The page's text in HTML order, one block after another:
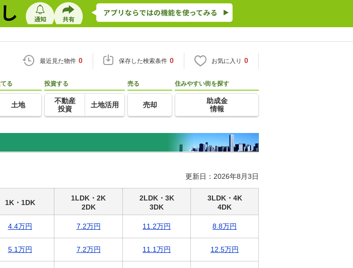
最近見た物件 0 保存した検索条件 0 お気に入り 0
る
土地
投資する
不動産
投資
土地活用
売る
売却
住みやすい街を探す
助成金
情報
更新日：2026年8月3日
1K・1DK
1LDK・2K
2DK
2LDK・3K
3DK
3LDK・4K
4DK
4.4万円 7.2万円 11.2万円 8.8万円
5.1万円 7.2万円 11.1万円 12.5万円